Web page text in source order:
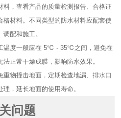
料，查看产品的质量检测报告、合格证
格材料。不同类型的防水材料应配套使
配和施工。​
温度一般应在 5℃ - 35℃之间，避免在
正常干燥成膜，影响防水效果。​
物撞击地面，定期检查地漏、排水口
，延长地面的使用寿命。
问题